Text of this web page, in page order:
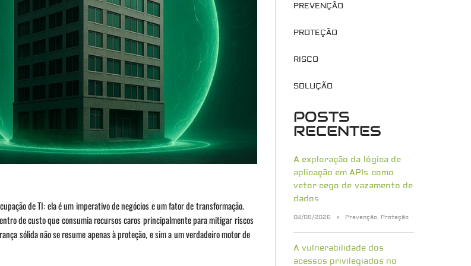
de TI: ela é um imperativo de negócios e um fator de transformação.
de custo que consumia recursos caros principalmente para mitigar riscos
sólida não se resume apenas à proteção, e sim a um verdadeiro motor de
PREVENÇÃO
PROTEÇÃO
RISCO
SOLUÇÃO
POSTS
RECENTES
A exploração da lógica de
aplicação em APIs como
vetor cego de vazamento de
dados
04/08/2026 Prevenção, Proteção
A vulnerabilidade dos
acessos privilegiados no